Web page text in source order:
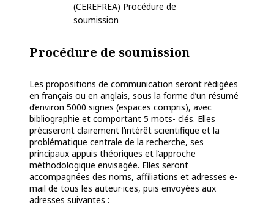
(CEREFREA) Procédure de
soumission
Procédure de soumission
Les propositions de communication seront rédigées
en français ou en anglais, sous la forme d’un résumé
d’environ 5000 signes (espaces compris), avec
bibliographie et comportant 5 mots- clés. Elles
préciseront clairement l’intérêt scientifique et la
problématique centrale de la recherche, ses
principaux appuis théoriques et l’approche
méthodologique envisagée. Elles seront
accompagnées des noms, affiliations et adresses e-
mail de tous les auteur·ices, puis envoyées aux
adresses suivantes :